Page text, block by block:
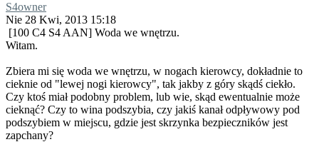
S4owner
Nie 28 Kwi, 2013 15:18
[100 C4 S4 AAN] Woda we wnętrzu.
Witam.
Zbiera mi się woda we wnętrzu, w nogach kierowcy, dokładnie to
cieknie od "lewej nogi kierowcy", tak jakby z góry skądś ciekło.
Czy ktoś miał podobny problem, lub wie, skąd ewentualnie może
cieknąć? Czy to wina podszybia, czy jakiś kanał odpływowy pod
podszybiem w miejscu, gdzie jest skrzynka bezpieczników jest
zapchany?